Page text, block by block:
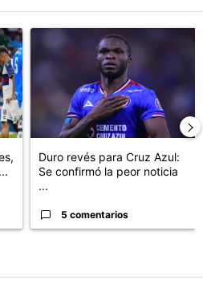
el título "Cruz Azul 2-3 Atlante:
Un artículo de tendencia con
Duro revés para Cruz Azul:
Se confirmó la peor noticia
...
5 comentarios